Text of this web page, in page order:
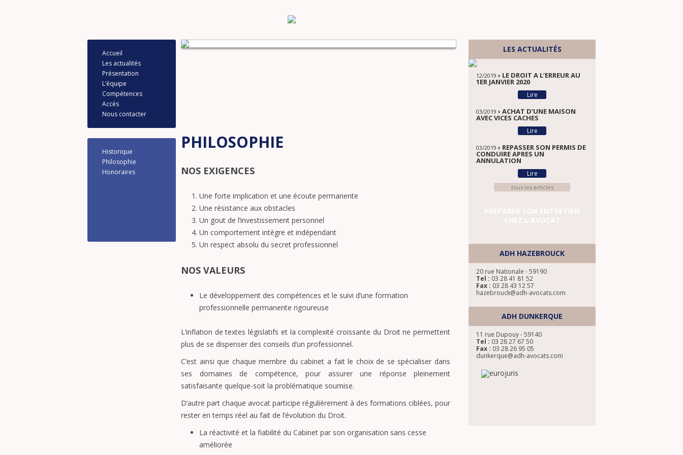
Accueil
Les actualités
Présentation
L’équipe
Compétences
Accès
Nous contacter
LES ACTUALITÉS
12/2019 › LE DROIT A L’ERREUR AU
1ER JANVIER 2020
Lire
03/2019 › ACHAT D’UNE MAISON
AVEC VICES CACHES
Lire
03/2019 › REPASSER SON PERMIS DE
CONDUIRE APRES UN
ANNULATION
Lire
tous les articles
ADH HAZEBROUCK
20 rue Nationale - 59190
Tel : 03 28 41 81 52
Fax : 03 28 43 12 57
hazebrouck@adh-avocats.com
ADH DUNKERQUE
11 rue Dupouy - 59140
Tel : 03 28 27 67 50
Fax : 03 28 26 95 05
dunkerque@adh-avocats.com
Historique
Philosophie
Honoraires
PHILOSOPHIE
NOS EXIGENCES
Une forte implication et une écoute permanente
Une résistance aux obstacles
Un gout de l’investissement personnel
Un comportement intègre et indépendant
Un respect absolu du secret professionnel
NOS VALEURS
Le développement des compétences et le suivi d’une formation
professionnelle permanente rigoureuse
L’inflation de textes législatifs et la complexité croissante du Droit ne permettent
plus de se dispenser des conseils d’un professionnel.
C’est ainsi que chaque membre du cabinet a fait le choix de se spécialiser dans
ses domaines de compétence, pour assurer une réponse pleinement
satisfaisante quelque-soit la problématique soumise.
D’autre part chaque avocat participe régulièrement à des formations ciblées, pour
rester en temps réel au fait de l’évolution du Droit.
La réactivité et la fiabilité du Cabinet par son organisation sans cesse
améliorée